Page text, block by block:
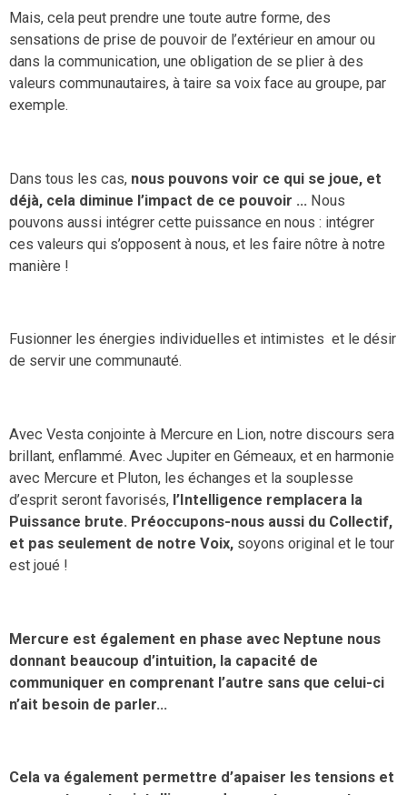
Mais, cela peut prendre une toute autre forme, des
sensations de prise de pouvoir de l’extérieur en amour ou
dans la communication, une obligation de se plier à des
valeurs communautaires, à taire sa voix face au groupe, par
exemple.
Dans tous les cas, nous pouvons voir ce qui se joue, et
déjà, cela diminue l’impact de ce pouvoir ... Nous
pouvons aussi intégrer cette puissance en nous : intégrer
ces valeurs qui s’opposent à nous, et les faire nôtre à notre
manière !
Fusionner les énergies individuelles et intimistes et le désir
de servir une communauté.
Avec Vesta conjointe à Mercure en Lion, notre discours sera
brillant, enflammé. Avec Jupiter en Gémeaux, et en harmonie
avec Mercure et Pluton, les échanges et la souplesse
d’esprit seront favorisés, l’Intelligence remplacera la
Puissance brute. Préoccupons-nous aussi du Collectif,
et pas seulement de notre Voix, soyons original et le tour
est joué !
Mercure est également en phase avec Neptune nous
donnant beaucoup d’intuition, la capacité de
communiquer en comprenant l’autre sans que celui-ci
n’ait besoin de parler…
Cela va également permettre d’apaiser les tensions et